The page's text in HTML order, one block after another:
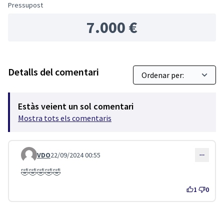
Pressupost
7.000 €
Detalls del comentari
Estàs veient un sol comentari
Mostra tots els comentaris
Comentari 4491
VDO22/09/2024 00:55
🤣🤣🤣🤣🤣
1 0